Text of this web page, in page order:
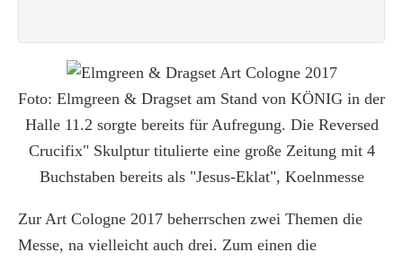
Foto: Elmgreen & Dragset am Stand von KÖNIG in der
Halle 11.2 sorgte bereits für Aufregung. Die Reversed
Crucifix" Skulptur titulierte eine große Zeitung mit 4
Buchstaben bereits als "Jesus-Eklat", Koelnmesse
Zur Art Cologne 2017 beherrschen zwei Themen die
Messe, na vielleicht auch drei. Zum einen die